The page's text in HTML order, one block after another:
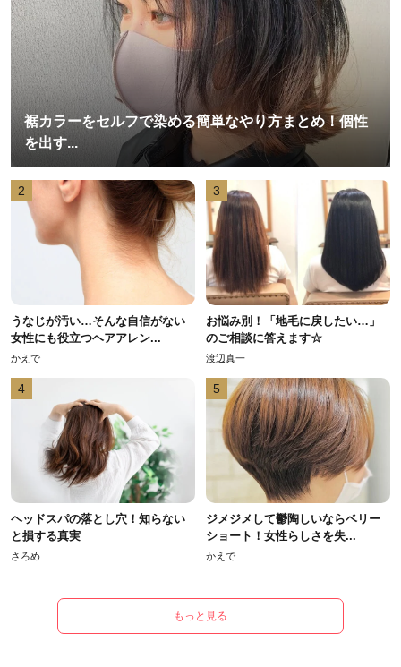
裾カラーをセルフで染める簡単なやり方まとめ！個性
を出す...
2
うなじが汚い…そんな自信がない
女性にも役立つヘアアレン...
かえで
3
お悩み別！「地毛に戻したい…」
のご相談に答えます☆
渡辺真一
4
ヘッドスパの落とし穴！知らない
と損する真実
さろめ
5
ジメジメして鬱陶しいならベリー
ショート！女性らしさを失...
かえで
もっと見る